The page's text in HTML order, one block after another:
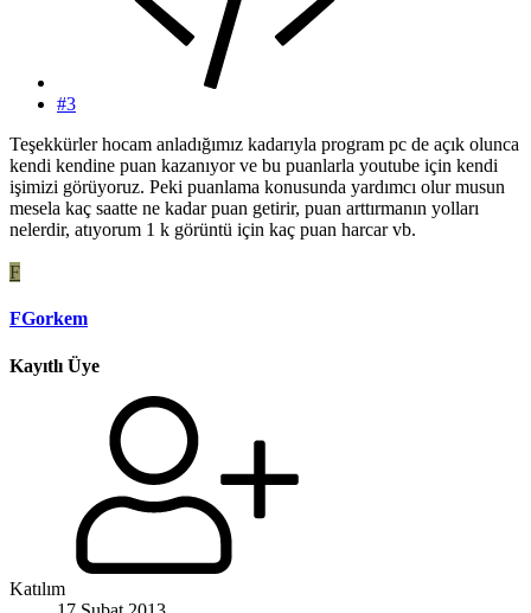
#3
Teşekkürler hocam anladığımız kadarıyla program pc de açık olunca
kendi kendine puan kazanıyor ve bu puanlarla youtube için kendi
işimizi görüyoruz. Peki puanlama konusunda yardımcı olur musun
mesela kaç saatte ne kadar puan getirir, puan arttırmanın yolları
nelerdir, atıyorum 1 k görüntü için kaç puan harcar vb.
F
FGorkem
Kayıtlı Üye
Katılım